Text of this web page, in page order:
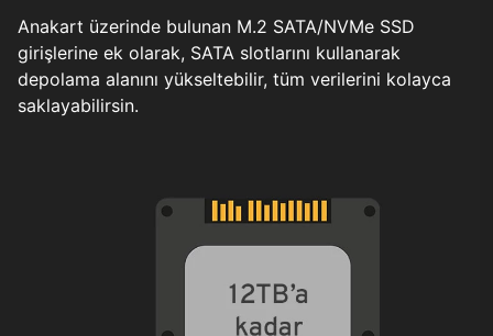
Anakart üzerinde bulunan M.2 SATA/NVMe SSD
girişlerine ek olarak, SATA slotlarını kullanarak
depolama alanını yükseltebilir, tüm verilerini kolayca
saklayabilirsin.